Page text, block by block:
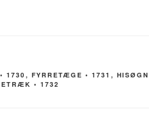
1730 , FYRRETÆGE ◦ 1731 ,
◦ 1732